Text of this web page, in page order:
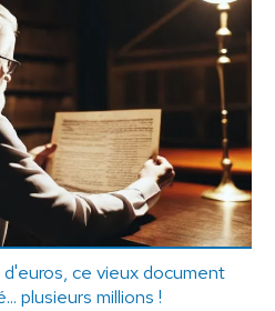
ce vieux document
plusieurs millions !